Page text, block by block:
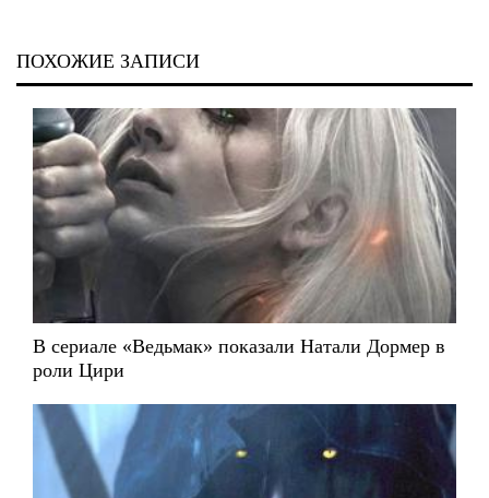
ПОХОЖИЕ ЗАПИСИ
В сериале «Ведьмак» показали Натали Дормер в
роли Цири